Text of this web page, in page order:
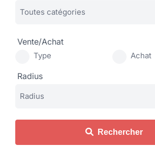
Vente/Achat
Type Achat
Radius
Rechercher